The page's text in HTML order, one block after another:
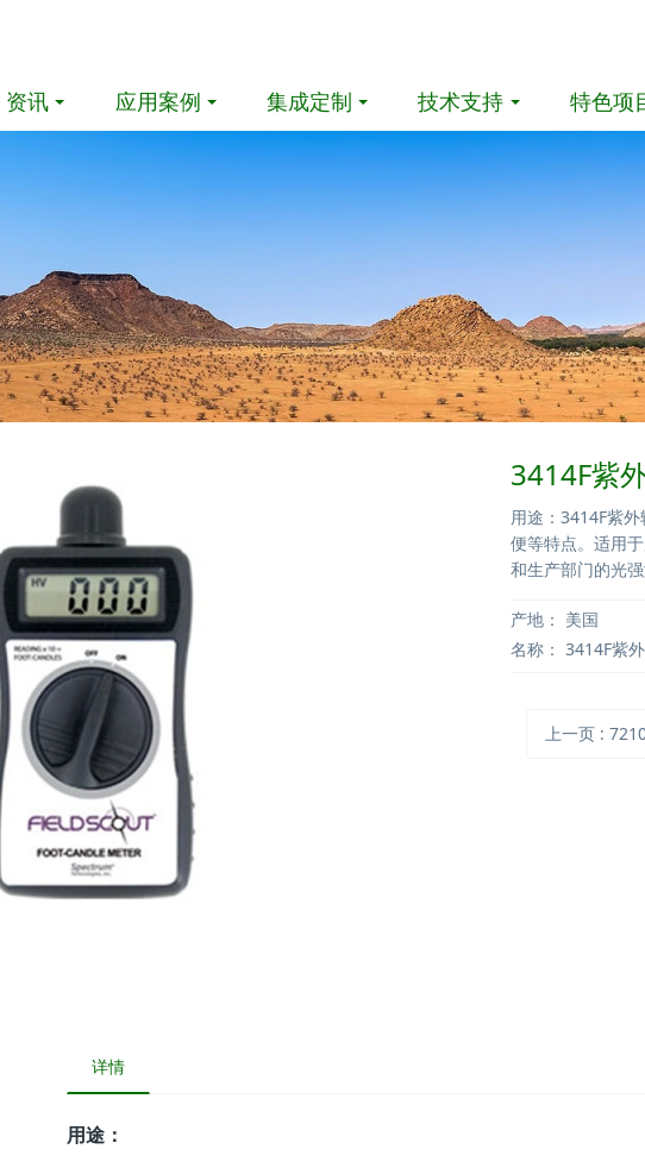
资讯 应用案例 集成定制 技术支持 特色项
3414F紫
用途：3414F紫
便等特点。适用
和生产部门的光
产地： 美国
名称： 3414F紫
上一页 : 7210
详情
用途：